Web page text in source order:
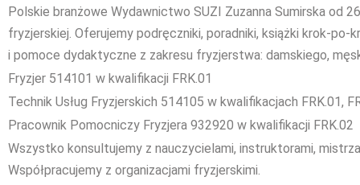
Polskie branżowe Wydawnictwo SUZI Zuzanna Sumirska od
fryzjerskiej. Oferujemy podręczniki, poradniki, książki krok-
i pomoce dydaktyczne z zakresu fryzjerstwa: damskiego,
Fryzjer 514101 w kwalifikacji FRK.01
Technik Usług Fryzjerskich 514105 w kwalifikacjach FRK.01,
Pracownik Pomocniczy Fryzjera 932920 w kwalifikacji FRK.02
Wszystko konsultujemy z nauczycielami, instruktorami,
Współpracujemy z organizacjami fryzjerskimi.